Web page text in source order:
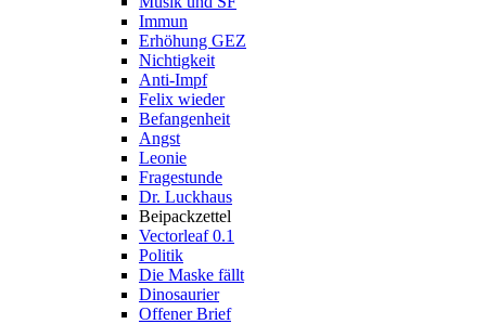
Immun
Erhöhung GEZ
Nichtigkeit
Anti-Impf
Felix wieder
Befangenheit
Angst
Leonie
Fragestunde
Dr. Luckhaus
Beipackzettel
Vectorleaf 0.1
Politik
Die Maske fällt
Dinosaurier
Offener Brief